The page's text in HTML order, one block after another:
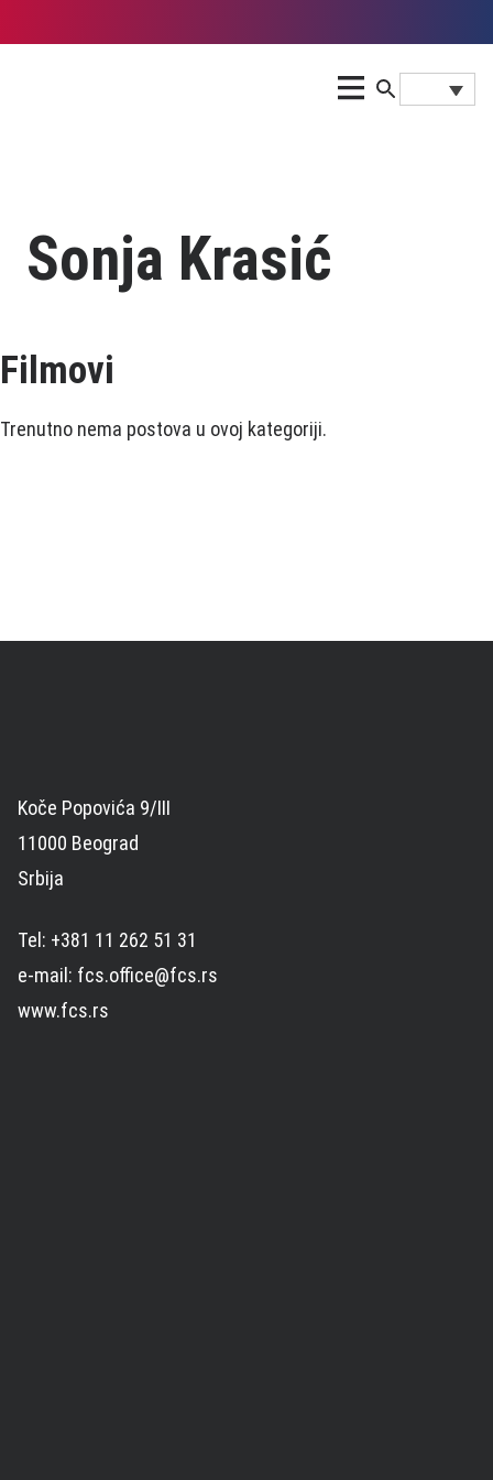
Sonja Krasić
Filmovi
Trenutno nema postova u ovoj kategoriji.
Koče Popovića 9/III
11000 Beograd
Srbija
Tel: +381 11 262 51 31
e-mail: fcs.office@fcs.rs
www.fcs.rs